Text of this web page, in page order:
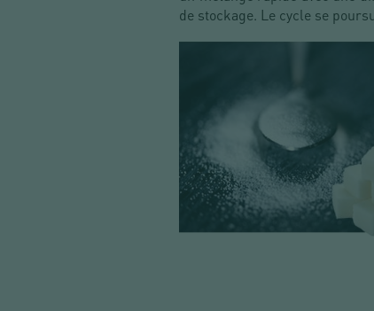
de stockage. Le cycle se